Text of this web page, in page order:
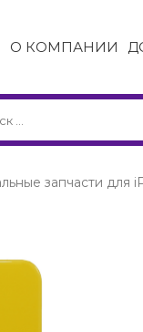
О КОМПАНИИ
запчасти для